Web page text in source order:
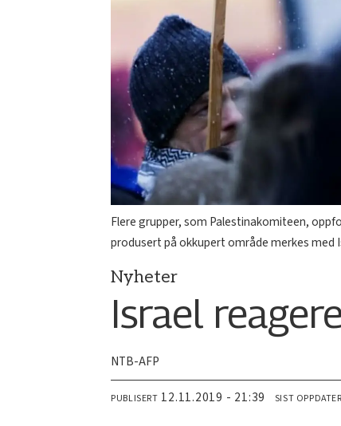
Flere grupper, som Palestinakomiteen,
produsert på okkupert område merkes med
Nyheter
Israel
NTB-AFP
PUBLISERT 12.11.2019 - 21:39 SIST